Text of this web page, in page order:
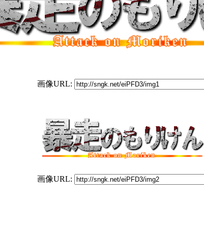
画像URL:
画像URL: